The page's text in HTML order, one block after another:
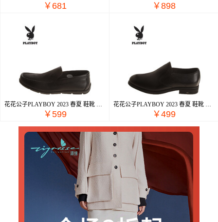
￥681 ￥898
花花公子PLAYBOY 2023 春夏 鞋靴 男鞋 男士休闲鞋 PD293183757
￥599
花花公子PLAYBOY 2023 春夏 鞋靴 男鞋 男士商务鞋 PD292283672
￥499